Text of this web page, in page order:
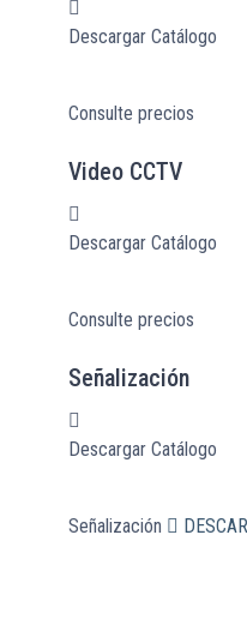
Descargar Catálogo
Consulte precios
Video CCTV
Descargar Catálogo
Consulte precios
Señalización
Descargar Catálogo
Señalización